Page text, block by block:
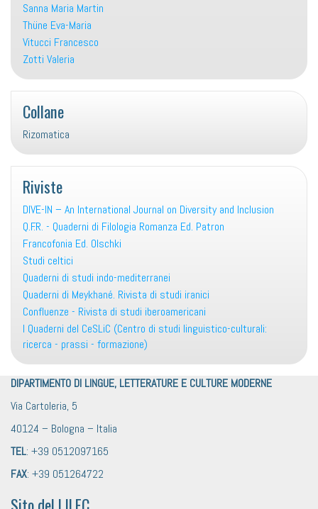
Sanna Maria Martin
Thüne Eva-Maria
Vitucci Francesco
Zotti Valeria
Collane
Rizomatica
Riviste
DIVE-IN – An International Journal on Diversity and Inclusion
Q.F.R. - Quaderni di Filologia Romanza Ed. Patron
Francofonia Ed. Olschki
Studi celtici
Quaderni di studi indo-mediterranei
Quaderni di Meykhané. Rivista di studi iranici
Confluenze - Rivista di studi iberoamericani
I Quaderni del CeSLiC (Centro di studi linguistico-culturali:
ricerca - prassi - formazione)
DIPARTIMENTO DI LINGUE, LETTERATURE E CULTURE MODERNE
Via Cartoleria, 5
40124 – Bologna – Italia
TEL: +39 0512097165
FAX: +39 051264722